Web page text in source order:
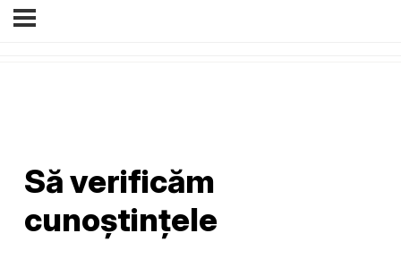
Să verificăm
cunoștințele